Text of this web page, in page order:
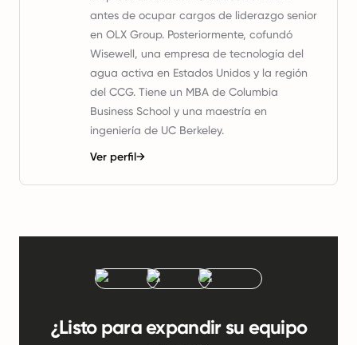
antes de ocupar cargos de liderazgo senior
en OLX Group. Posteriormente, cofundó
Wisewell, una empresa de tecnología del
agua activa en Estados Unidos y la región
del CCG. Tiene un MBA de Columbia
Business School y una maestría en
ingeniería de UC Berkeley.
Ver perfil→
¿Listo para expandir su equipo